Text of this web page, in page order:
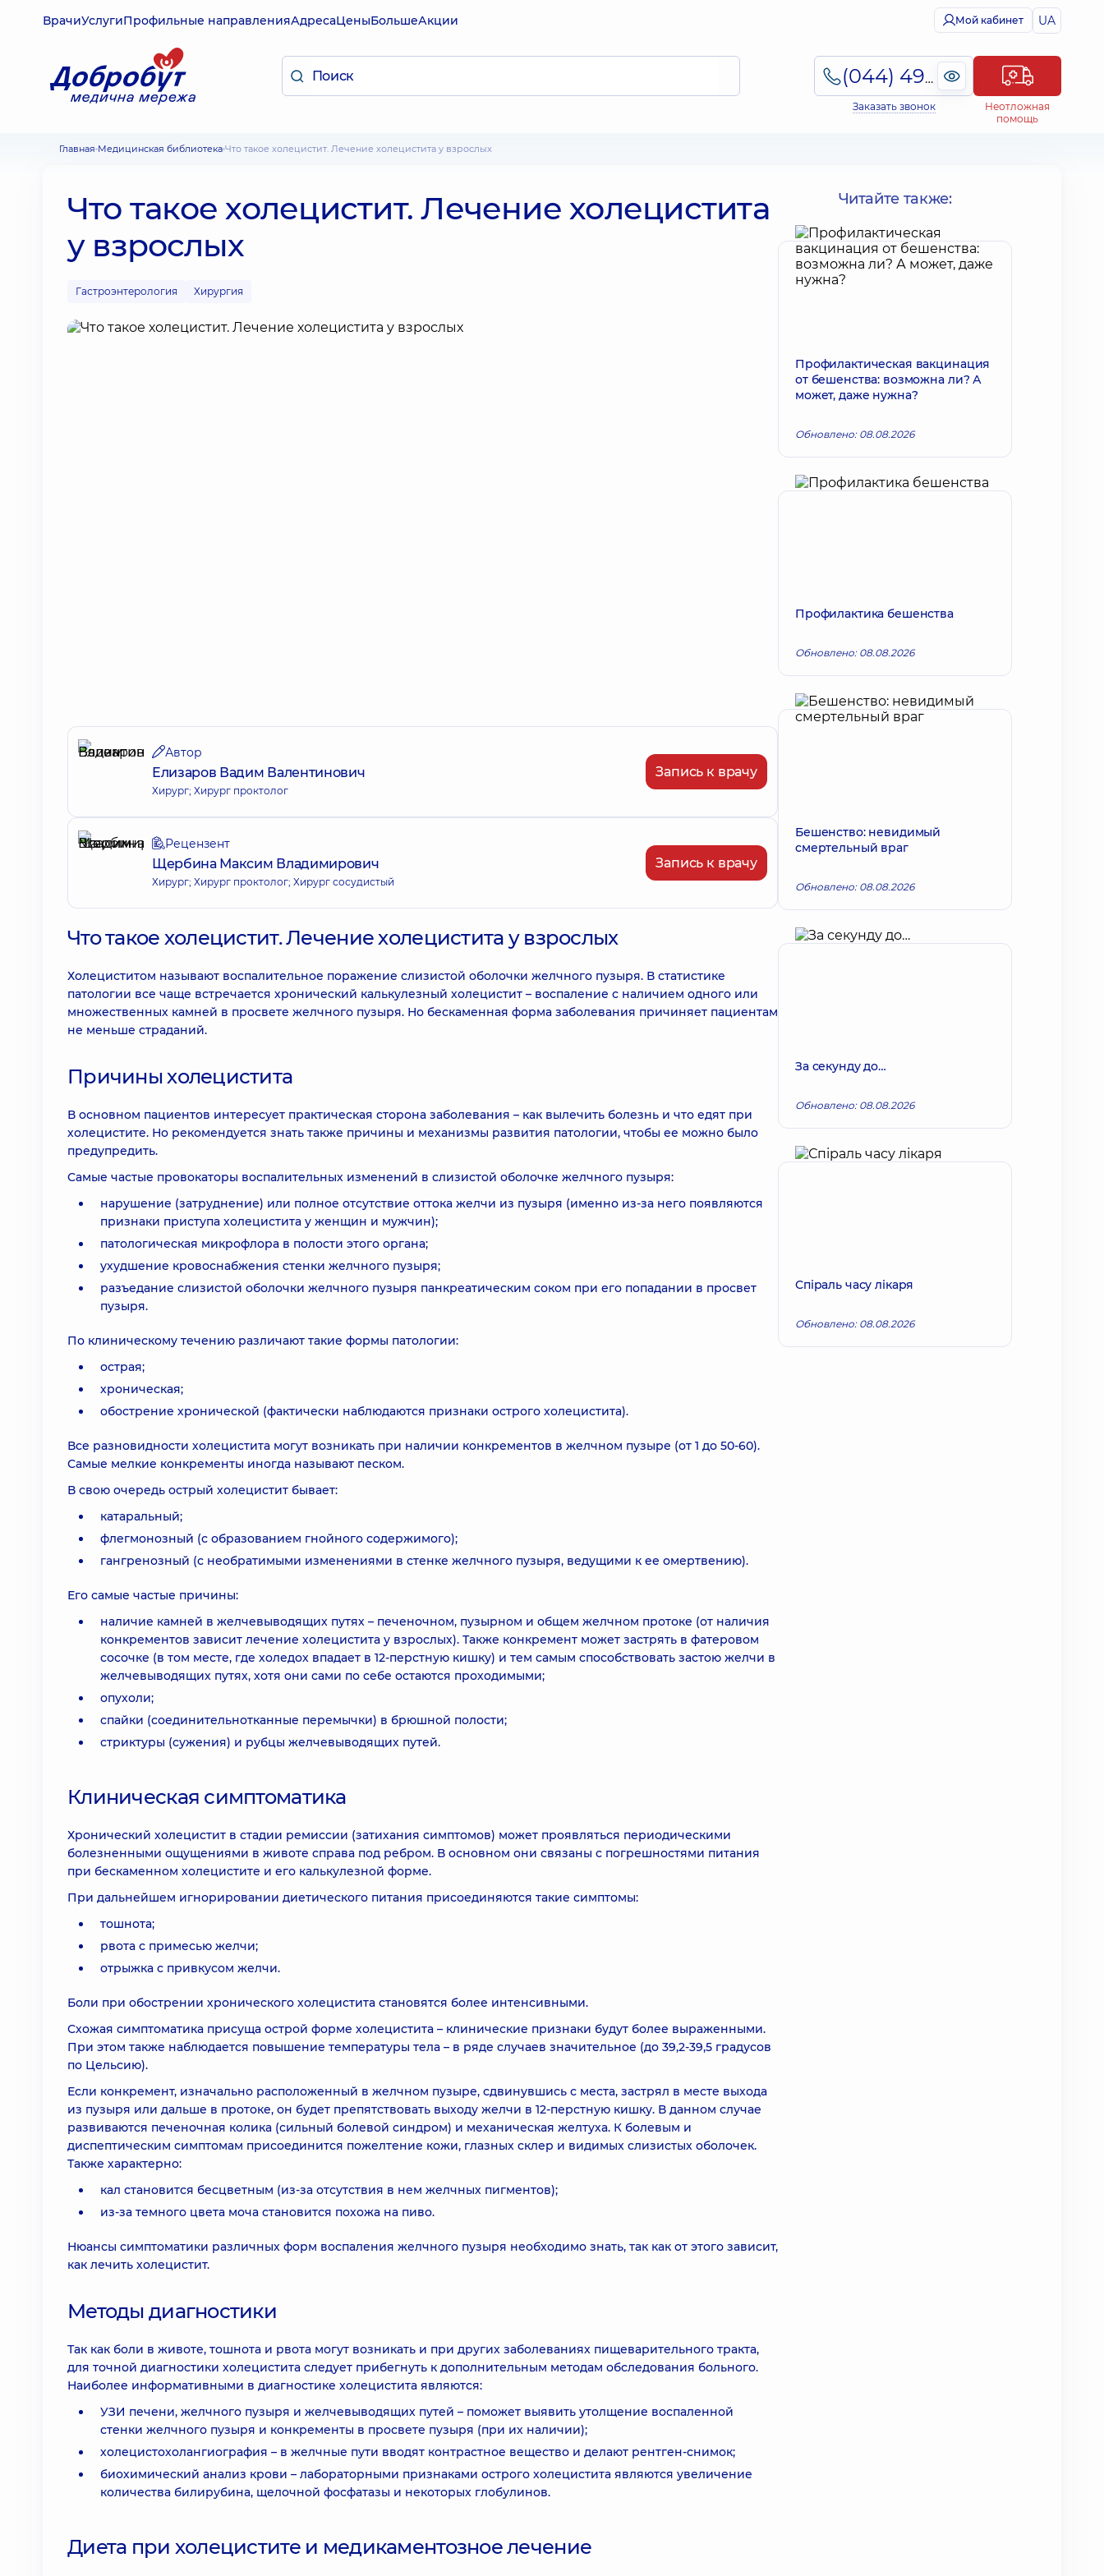
ВрачиУслугиПрофильные направленияАдресаЦеныБольшеАкции Мой кабинет UA
(044) 495-2-888
Заказать звонок
Неотложная
помощь
Главная Медицинская библиотека Что такое холецистит. Лечение холецистита у взрослых
Что такое холецистит. Лечение холецистита
у взрослых
Гастроэнтерология Хирургия
Автор
Елизаров Вадим Валентинович
Хирург; Хирург проктолог
Запись к врачу
Рецензент
Щербина Максим Владимирович
Хирург; Хирург проктолог; Хирург сосудистый
Запись к врачу
Что такое холецистит. Лечение холецистита у взрослых
Холециститом называют воспалительное поражение слизистой оболочки желчного пузыря. В статистике
патологии все чаще встречается хронический калькулезный холецистит – воспаление с наличием одного или
множественных камней в просвете желчного пузыря. Но бескаменная форма заболевания причиняет пациентам
не меньше страданий.
Причины холецистита
В основном пациентов интересует практическая сторона заболевания – как вылечить болезнь и что едят при
холецистите. Но рекомендуется знать также причины и механизмы развития патологии, чтобы ее можно было
предупредить.
Самые частые провокаторы воспалительных изменений в слизистой оболочке желчного пузыря:
нарушение (затруднение) или полное отсутствие оттока желчи из пузыря (именно из-за него появляются
признаки приступа холецистита у женщин и мужчин);
патологическая микрофлора в полости этого органа;
ухудшение кровоснабжения стенки желчного пузыря;
разъедание слизистой оболочки желчного пузыря панкреатическим соком при его попадании в просвет
пузыря.
По клиническому течению различают такие формы патологии:
острая;
хроническая;
обострение хронической (фактически наблюдаются признаки острого холецистита).
Все разновидности холецистита могут возникать при наличии конкрементов в желчном пузыре (от 1 до 50-60).
Самые мелкие конкременты иногда называют песком.
В свою очередь острый холецистит бывает:
катаральный;
флегмонозный (с образованием гнойного содержимого);
гангренозный (с необратимыми изменениями в стенке желчного пузыря, ведущими к ее омертвению).
Его самые частые причины:
наличие камней в желчевыводящих путях – печеночном, пузырном и общем желчном протоке (от наличия
конкрементов зависит лечение холецистита у взрослых). Также конкремент может застрять в фатеровом
сосочке (в том месте, где холедох впадает в 12-перстную кишку) и тем самым способствовать застою желчи в
желчевыводящих путях, хотя они сами по себе остаются проходимыми;
опухоли;
спайки (соединительнотканные перемычки) в брюшной полости;
стриктуры (сужения) и рубцы желчевыводящих путей.
Клиническая симптоматика
Хронический холецистит в стадии ремиссии (затихания симптомов) может проявляться периодическими
болезненными ощущениями в животе справа под ребром. В основном они связаны с погрешностями питания
при бескаменном холецистите и его калькулезной форме.
При дальнейшем игнорировании диетического питания присоединяются такие симптомы:
тошнота;
рвота с примесью желчи;
отрыжка с привкусом желчи.
Боли при обострении хронического холецистита становятся более интенсивными.
Схожая симптоматика присуща острой форме холецистита – клинические признаки будут более выраженными.
При этом также наблюдается повышение температуры тела – в ряде случаев значительное (до 39,2-39,5 градусов
по Цельсию).
Если конкремент, изначально расположенный в желчном пузыре, сдвинувшись с места, застрял в месте выхода
из пузыря или дальше в протоке, он будет препятствовать выходу желчи в 12-перстную кишку. В данном случае
развиваются печеночная колика (сильный болевой синдром) и механическая желтуха. К болевым и
диспептическим симптомам присоединится пожелтение кожи, глазных склер и видимых слизистых оболочек.
Также характерно:
кал становится бесцветным (из-за отсутствия в нем желчных пигментов);
из-за темного цвета моча становится похожа на пиво.
Нюансы симптоматики различных форм воспаления желчного пузыря необходимо знать, так как от этого зависит,
как лечить холецистит.
Методы диагностики
Так как боли в животе, тошнота и рвота могут возникать и при других заболеваниях пищеварительного тракта,
для точной диагностики холецистита следует прибегнуть к дополнительным методам обследования больного.
Наиболее информативными в диагностике холецистита являются:
УЗИ печени, желчного пузыря и желчевыводящих путей – поможет выявить утолщение воспаленной
стенки желчного пузыря и конкременты в просвете пузыря (при их наличии);
холецистохолангиография – в желчные пути вводят контрастное вещество и делают рентген-снимок;
биохимический анализ крови – лабораторными признаками острого холецистита являются увеличение
количества билирубина, щелочной фосфатазы и некоторых глобулинов.
Диета при холецистите и медикаментозное лечение
Читайте также:
Профилактическая вакцинация
от бешенства: возможна ли? А
может, даже нужна?
Обновлено: 08.08.2026
Профилактика бешенства
Обновлено: 08.08.2026
Бешенство: невидимый
смертельный враг
Обновлено: 08.08.2026
За секунду до…
Обновлено: 08.08.2026
Спіраль часу лікаря
Обновлено: 08.08.2026